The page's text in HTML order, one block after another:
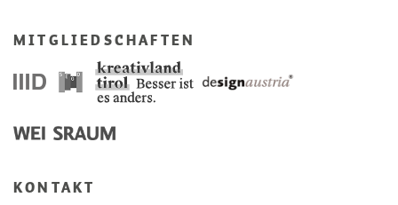
MITGLIEDSCHAFTEN
KONTAKT